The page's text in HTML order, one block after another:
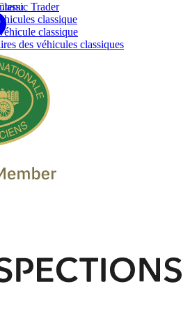
Trader
classique
classique
des véhicules classiques